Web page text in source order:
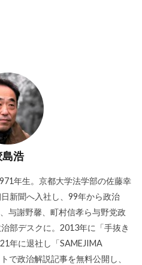
島浩
年生。京都大学法学部の佐藤幸
新聞へ入社し、99年から政治
与謝野馨、町村信孝ら与野党政
部デスクに。2013年に「手抜き
年に退社し「SAMEJIMA
で政治解説記事を無料公開し、